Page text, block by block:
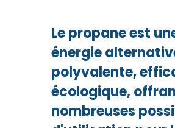
Le propane est
énergie
polyvalente,
écologique,
nombreuses